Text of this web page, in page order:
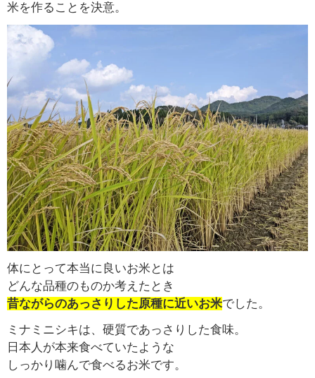
米を作ることを決意。
体にとって本当に良いお米とは
どんな品種のものか考えたとき
昔ながらのあっさりした原種に近いお米でした。
ミナミニシキは、硬質であっさりした食味。
日本人が本来食べていたような
しっかり噛んで食べるお米です。